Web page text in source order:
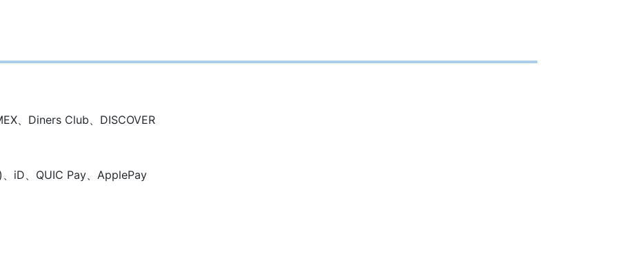
、Diners Club、DISCOVER
iD、QUIC Pay、ApplePay